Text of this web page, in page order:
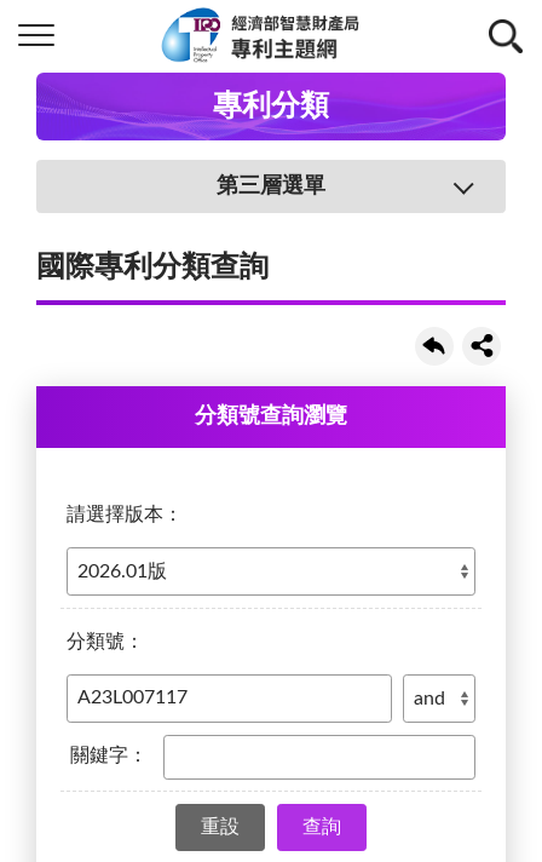
專利分類
第三層選單
國際專利分類查詢
分類號查詢瀏覽
請選擇版本：
分類號：
關鍵字：
查詢